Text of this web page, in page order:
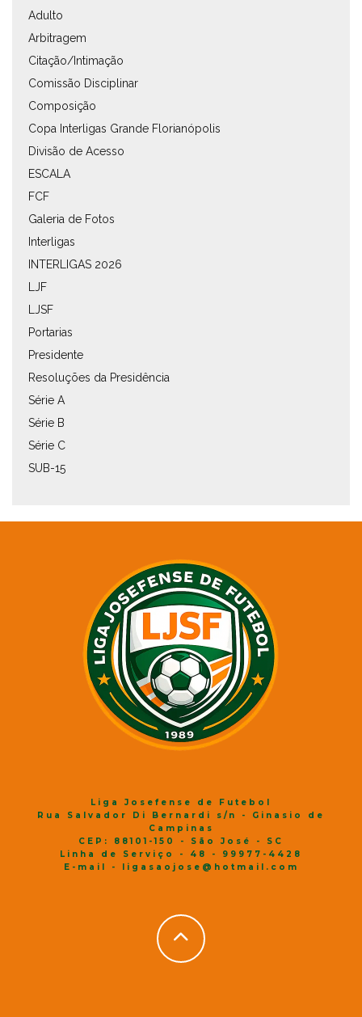
Adulto
Arbitragem
Citação/Intimação
Comissão Disciplinar
Composição
Copa Interligas Grande Florianópolis
Divisão de Acesso
ESCALA
FCF
Galeria de Fotos
Interligas
INTERLIGAS 2026
LJF
LJSF
Portarias
Presidente
Resoluções da Presidência
Série A
Série B
Série C
SUB-15
Liga Josefense de Futebol
Rua Salvador Di Bernardi s/n - Ginasio de
Campinas
CEP: 88101-150 - São José - SC
Linha de Serviço - 48 - 99977-4428
E-mail - ligasaojose@hotmail.com